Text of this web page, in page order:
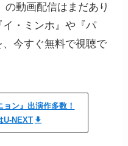
の動画配信はまだあり
・ミンホ』や『パ
今すぐ無料で視聴で
ョン』出演作多数！
U-NEXT